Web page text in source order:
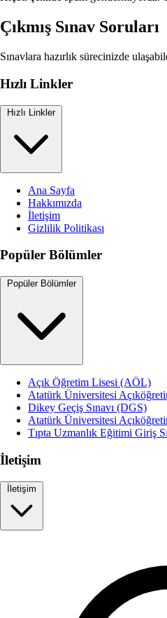
Çıkmış Sınav Soruları
Sınavlara hazırlık sürecinizde
Hızlı Linkler
Hızlı Linkler
Ana Sayfa
Hakkımızda
İletişim
Gizlilik Politikası
Popüler Bölümler
Popüler Bölümler
Açık Öğretim Lisesi (AÖL)
Atatürk Üniversitesi
Dikey Geçiş Sınavı (DGS)
Atatürk Üniversitesi
Tıpta Uzmanlık Eğitimi Giriş
İletişim
İletişim